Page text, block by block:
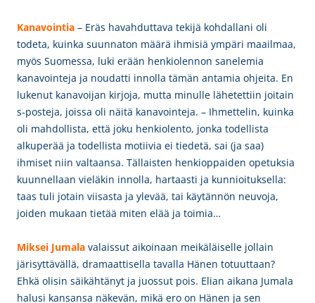
Kanavointia – Eräs havahduttava tekijä kohdallani oli
todeta, kuinka suunnaton määrä ihmisiä ympäri maailmaa,
myös Suomessa, luki erään henkiolennon sanelemia
kanavointeja ja noudatti innolla tämän antamia ohjeita. En
lukenut kanavoijan kirjoja, mutta minulle lähetettiin joitain
s-posteja, joissa oli näitä kanavointeja. – Ihmettelin, kuinka
oli mahdollista, että joku henkiolento, jonka todellista
alkuperää ja todellista motiivia ei tiedetä, sai (ja saa)
ihmiset niin valtaansa. Tällaisten henkioppaiden opetuksia
kuunnellaan vieläkin innolla, hartaasti ja kunnioituksella:
taas tuli jotain viisasta ja ylevää, tai käytännön neuvoja,
joiden mukaan tietää miten elää ja toimia…
Miksei Jumala valaissut aikoinaan meikäläiselle jollain
järisyttävällä, dramaattisella tavalla Hänen totuuttaan?
Ehkä olisin säikähtänyt ja juossut pois. Elian aikana Jumala
halusi kansansa näkevän, mikä ero on Hänen ja sen